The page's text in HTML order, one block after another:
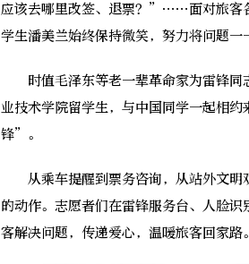
应该去哪里改签、退票？”……面对旅客
学生潘美兰始终保持微笑，努力将问题一
时值毛泽东等老一辈革命家为雷锋同
业技术学院留学生，与中国同学一起相
锋”。
从乘车提醒到票务咨询，从站外文明
的动作。志愿者们在雷锋服务台、人脸
客解决问题，传递爱心，温暖旅客回家路。